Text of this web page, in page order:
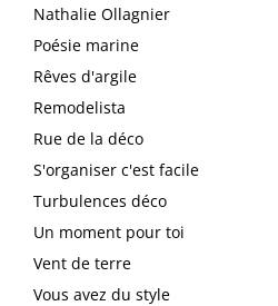
Nathalie Ollagnier
Poésie marine
Rêves d'argile
Remodelista
Rue de la déco
S'organiser c'est facile
Turbulences déco
Un moment pour toi
Vent de terre
Vous avez du style